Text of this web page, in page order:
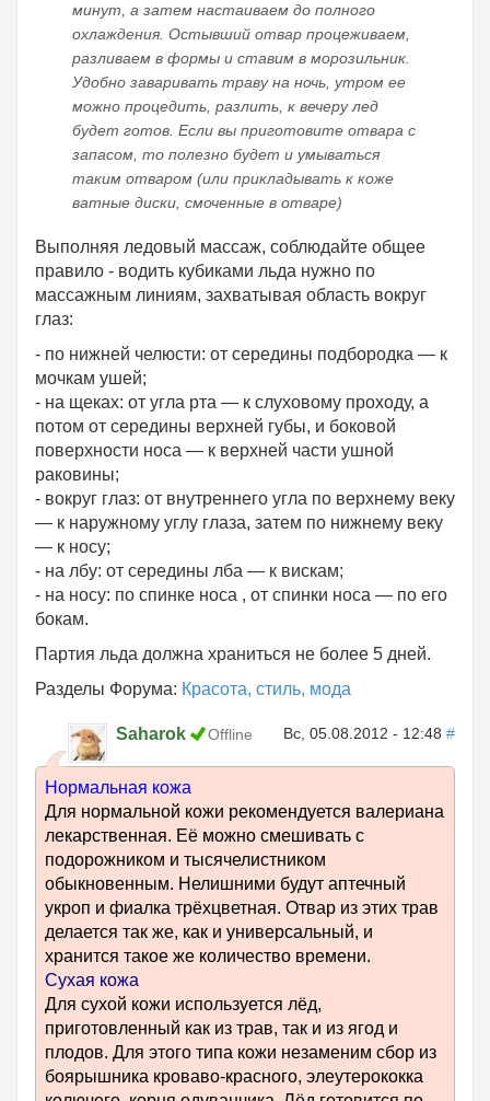
минут, а затем настаиваем до полного
охлаждения. Остывший отвар процеживаем,
разливаем в формы и ставим в морозильник.
Удобно заваривать траву на ночь, утром ее
можно процедить, разлить, к вечеру лед
будет готов. Если вы приготовите отвара с
запасом, то полезно будет и умываться
таким отваром (или прикладывать к коже
ватные диски, смоченные в отваре)
Выполняя ледовый массаж, соблюдайте общее
правило - водить кубиками льда нужно по
массажным линиям, захватывая область вокруг
глаз:
- по нижней челюсти: от середины подбородка — к
мочкам ушей;
- на щеках: от угла рта — к слуховому проходу, а
потом от середины верхней губы, и боковой
поверхности носа — к верхней части ушной
раковины;
- вокруг глаз: от внутреннего угла по верхнему веку
— к наружному углу глаза, затем по нижнему веку
— к носу;
- на лбу: от середины лба — к вискам;
- на носу: по спинке носа , от спинки носа — по его
бокам.
Партия льда должна храниться не более 5 дней.
Разделы Форума: Красота, стиль, мода
Saharok Offline Вс, 05.08.2012 - 12:48 #
Нормальная кожа
Для нормальной кожи рекомендуется валериана
лекарственная. Её можно смешивать с
подорожником и тысячелистником
обыкновенным. Нелишними будут аптечный
укроп и фиалка трёхцветная. Отвар из этих трав
делается так же, как и универсальный, и
хранится такое же количество времени.
Сухая кожа
Для сухой кожи используется лёд,
приготовленный как из трав, так и из ягод и
плодов. Для этого типа кожи незаменим сбор из
боярышника кроваво-красного, элеутерококка